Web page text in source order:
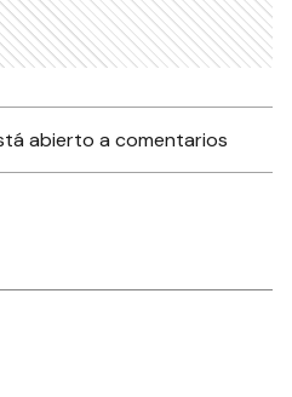
abierto a comentarios